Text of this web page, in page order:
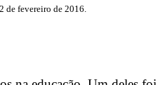
de fevereiro de 2016.